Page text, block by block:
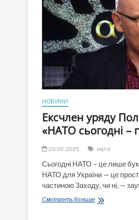
території
НОВИНИ
Ексчлен уряду
«НАТО сьогодні –
20.05.2025 нато
Сьогодні НАТО – це лише
НАТО для України — це
частиною Заходу, чи ні, —
Смотреть большеЕксчлен